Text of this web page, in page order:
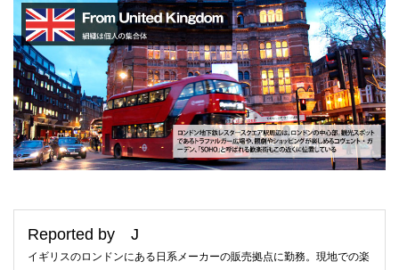
Reported by J
イギリスのロンドンにある日系メーカーの販売拠点に勤務。現地での楽
仕事とは？
就活コラム